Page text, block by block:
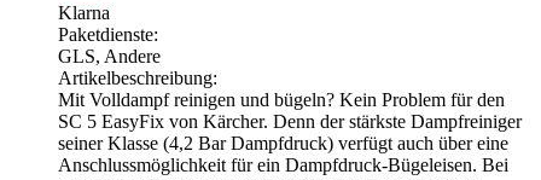
Klarna
Paketdienste:
GLS, Andere
Artikelbeschreibung:
Mit Volldampf reinigen und bügeln? Kein Problem für den
SC 5 EasyFix von Kärcher. Denn der stärkste Dampfreiniger
seiner Klasse (4,2 Bar Dampfdruck) verfügt auch über eine
Anschlussmöglichkeit für ein Dampfdruck-Bügeleisen. Bei